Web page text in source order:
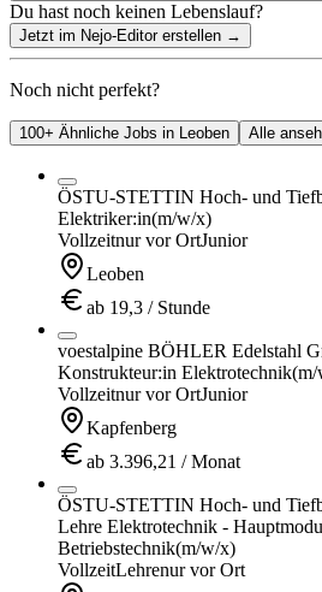
Du hast noch keinen Lebenslauf?
Jetzt im Nejo-Editor erstellen →
Noch nicht perfekt?
100+ Ähnliche Jobs in Leoben Alle
ÖSTU-STETTIN Hoch- und
Elektriker:in(m/w/x)
Vollzeitnur vor OrtJunior
Leoben
ab 19,3 / Stunde
voestalpine BÖHLER Edelstahl
Konstrukteur:in Elektrotechnik(m/
Vollzeitnur vor OrtJunior
Kapfenberg
ab 3.396,21 / Monat
ÖSTU-STETTIN Hoch- und
Lehre Elektrotechnik -
Betriebstechnik(m/w/x)
VollzeitLehrenur vor Ort